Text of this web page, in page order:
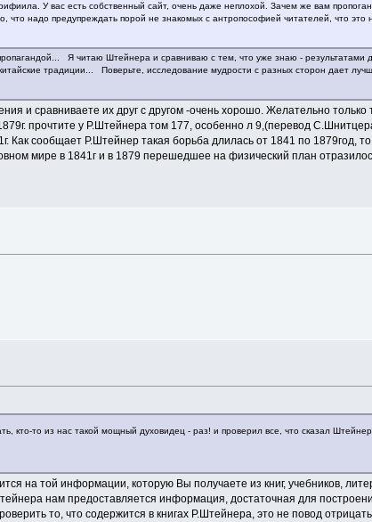
У вас есть собственный сайт, очень даже неплохой. Зачем же вам
надо предупреждать порой не знакомых с антропософией читателей, что это
Я читаю Штейнера и сравниваю с тем, что уже знаю - результатами
традиции... Поверьте, исследование мудрости с разных сторон дает
и сравниваете их друг с другом -очень хорошо. Желательно только
прочтите у Р.Штейнера том 177, особенно л 9,(перевод
сообщает Р.Штейнер такая борьба длилась от 1841 по 1879год, то
мире в 1841г и в 1879 перешедшее на физический план
кто-то из нас такой мощный духовидец - раз! и проверил все, что сказал
на той информации, которую Вы получаете из книг, учебников,
нам предоставляется информация, достаточная для
то, что содержится в книгах Р.Штейнера, это не повод